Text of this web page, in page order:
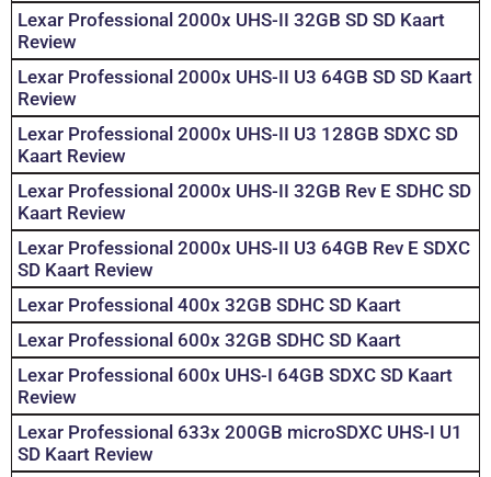
Lexar Professional 2000x UHS-II 32GB SD SD Kaart
Review
Lexar Professional 2000x UHS-II U3 64GB SD SD Kaart
Review
Lexar Professional 2000x UHS-II U3 128GB SDXC SD
Kaart Review
Lexar Professional 2000x UHS-II 32GB Rev E SDHC SD
Kaart Review
Lexar Professional 2000x UHS-II U3 64GB Rev E SDXC
SD Kaart Review
Lexar Professional 400x 32GB SDHC SD Kaart
Lexar Professional 600x 32GB SDHC SD Kaart
Lexar Professional 600x UHS-I 64GB SDXC SD Kaart
Review
Lexar Professional 633x 200GB microSDXC UHS-I U1
SD Kaart Review